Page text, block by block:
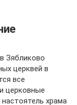
Зябликово
церквей в
все
церковные
храма